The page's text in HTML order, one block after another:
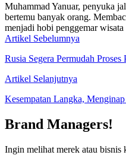
Muhammad Yanuar, penyuka
bertemu banyak orang.
menjadi hobi penggemar
Artikel Sebelumnya
Rusia Segera Permudah
Artikel Selanjutnya
Kesempatan Langka,
Brand Managers!
Ingin melihat merek atau bisnis